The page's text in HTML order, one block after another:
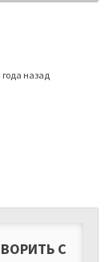
года назад
С